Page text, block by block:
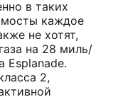
в таких
мосты каждое
не хотят,
на 28 миль/
Esplanade.
2,